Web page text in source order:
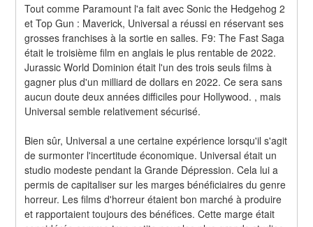
Tout comme Paramount l'a fait avec Sonic the Hedgehog 2
et Top Gun : Maverick, Universal a réussi en réservant ses
grosses franchises à la sortie en salles. F9: The Fast Saga
était le troisième film en anglais le plus rentable de 2022.
Jurassic World Dominion était l'un des trois seuls films à
gagner plus d'un milliard de dollars en 2022. Ce sera sans
aucun doute deux années difficiles pour Hollywood. , mais
Universal semble relativement sécurisé.
Bien sûr, Universal a une certaine expérience lorsqu'il s'agit
de surmonter l'incertitude économique. Universal était un
studio modeste pendant la Grande Dépression. Cela lui a
permis de capitaliser sur les marges bénéficiaires du genre
horreur. Les films d'horreur étaient bon marché à produire
et rapportaient toujours des bénéfices. Cette marge était